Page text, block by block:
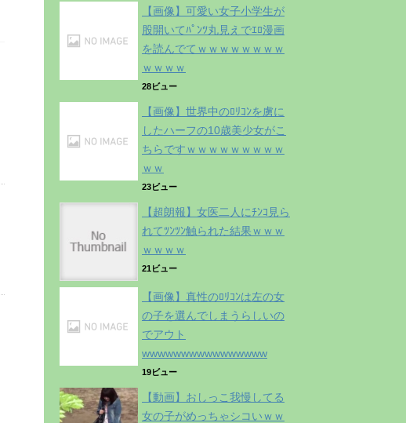
【画像】可愛い女子小学生が
股開いてﾊﾟﾝﾂ丸見えでｴﾛ漫画
を読んでてｗｗｗｗｗｗｗｗ
ｗｗｗｗ
28ビュー
【画像】世界中のﾛﾘｺﾝを虜に
したハーフの10歳美少女がこ
ちらですｗｗｗｗｗｗｗｗｗ
ｗｗ
23ビュー
【超朗報】女医二人にﾁﾝｺ見ら
れてﾂﾝﾂﾝ触られた結果ｗｗｗ
ｗｗｗｗ
21ビュー
【画像】真性のﾛﾘｺﾝは左の女
の子を選んでしまうらしいの
でアウト
wwwwwwwwwwwwwwww
19ビュー
【動画】おしっこ我慢してる
女の子がめっちゃシコいｗｗ